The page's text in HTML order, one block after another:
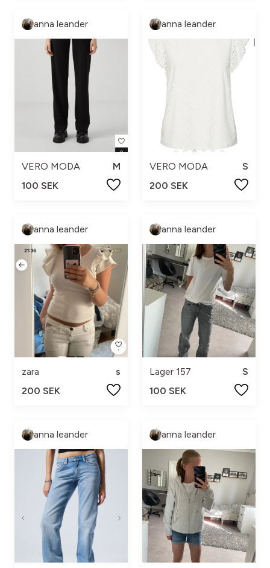
anna leander
VERO MODA
M
100 SEK
anna leander
VERO MODA
S
200 SEK
anna leander
zara
s
200 SEK
anna leander
Lager 157
S
100 SEK
anna leander anna leander